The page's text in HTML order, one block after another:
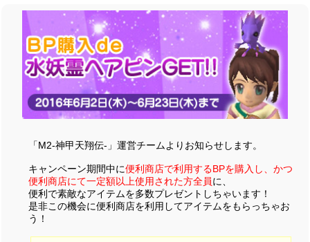
「M2-神甲天翔伝-」運営チームよりお知らせします。
キャンペーン期間中に便利商店で利用するBPを購入し、かつ
便利商店にて一定額以上使用された方全員に、
便利で素敵なアイテムを多数プレゼントしちゃいます！
是非この機会に便利商店を利用してアイテムをもらっちゃお
う！